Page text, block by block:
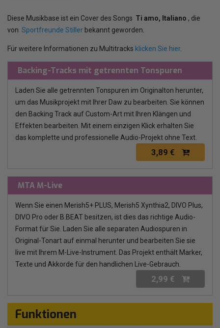
Diese Musikbase ist ein Cover des Songs Ti amo, Italiano , die
von Sportfreunde Stiller bekannt geworden.
Für weitere Informationen zu Multitracks klicken Sie hier.
Backing-Tracks mit getrennten Tonspuren
Laden Sie alle getrennten Tonspuren im Originalton herunter,
um das Musikprojekt mit Ihrer Daw zu bearbeiten. Sie können
den Backing Track auf Custom-Art mit Ihren Klängen und
Effekten bearbeiten. Mit einem einzigen Klick erhalten Sie
das komplette und professionelle Audio-Projekt ohne Text.
3,89 €
MTA M-Live
Wenn Sie einen Merish5+ PLUS, Merish5 Xynthia2, DIVO Plus,
DIVO Pro oder B.BEAT besitzen, ist dies das richtige Audio-
Format für Sie. Laden Sie alle separaten Audiospuren in
Original-Tonart auf einmal herunter und bearbeiten Sie sie
live mit Ihrem M-Live-Instrument. Das Projekt enthält Marker,
Texte und Akkorde für den handlichen Live-Gebrauch.
2,99 €
Funktionen